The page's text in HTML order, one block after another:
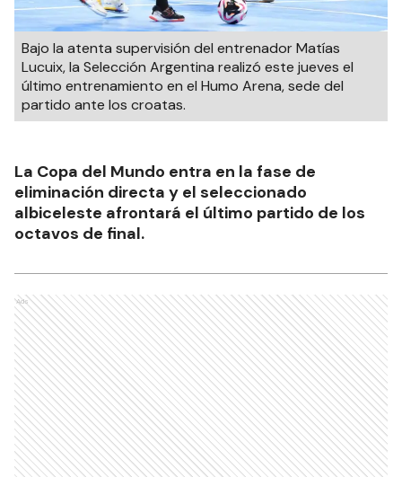
Bajo la atenta supervisión del entrenador Matías
Lucuix, la Selección Argentina realizó este jueves el
último entrenamiento en el Humo Arena, sede del
partido ante los croatas.
La Copa del Mundo entra en la fase de
eliminación directa y el seleccionado
albiceleste afrontará el último partido de los
octavos de final.
Ads